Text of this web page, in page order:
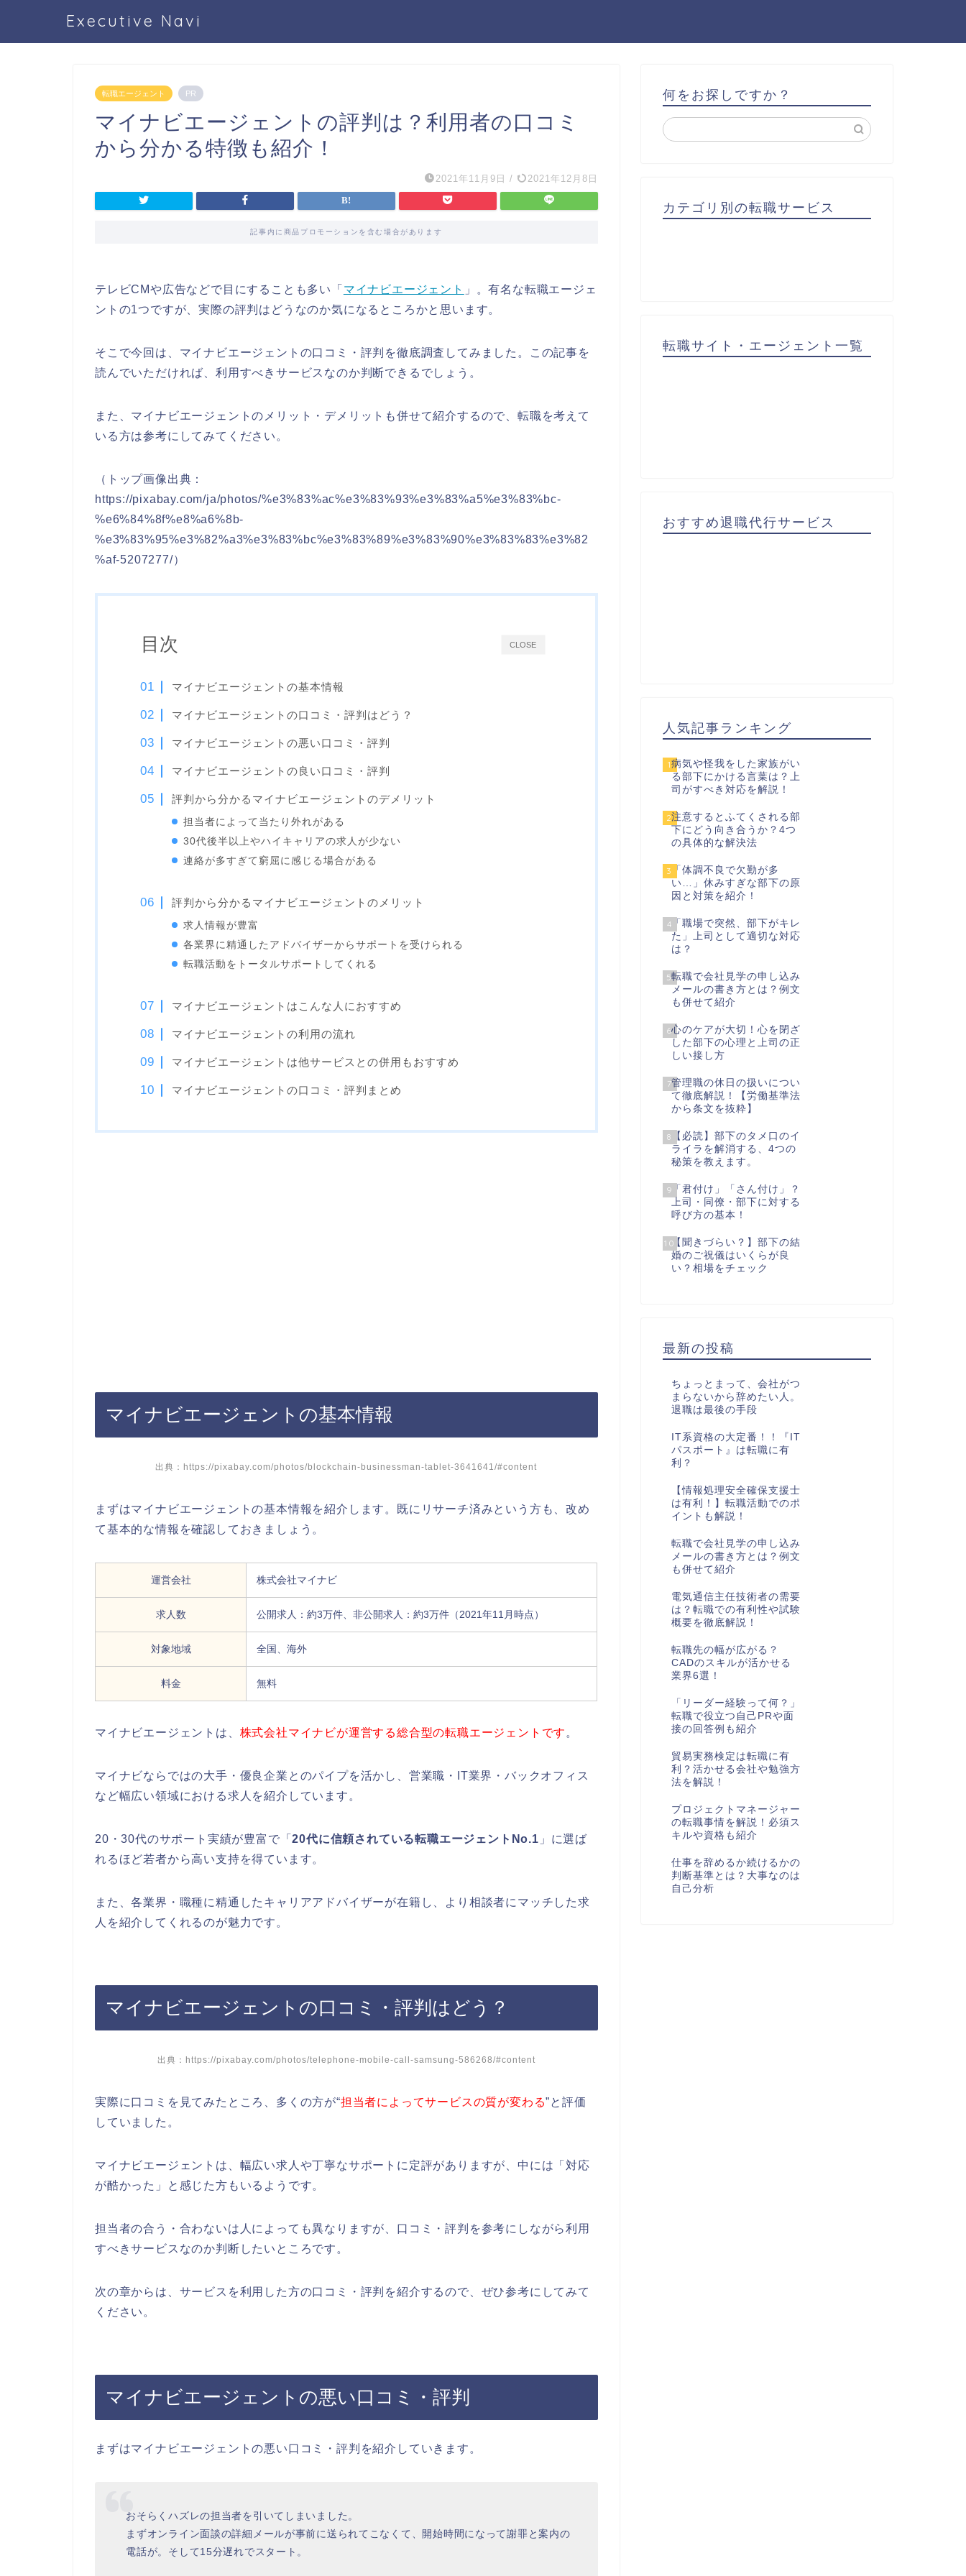
Executive Navi
転職エージェント PR
マイナビエージェントの評判は？利用者の口コミ
から分かる特徴も紹介！
2021年11月9日 / 2021年12月8日
記事内に商品プロモーションを含む場合があります
テレビCMや広告などで目にすることも多い「 マイナビエージェント
」。有名な転職エージェ
ントの1つですが、実際の評判はどうなのか気になるところかと思います。
そこで今回は、マイナビエージェントの口コミ・評判を徹底調査してみました。この記事を
読んでいただければ、利用すべきサービスなのか判断できるでしょう。
また、マイナビエージェントのメリット・デメリットも併せて紹介するので、転職を考えて
いる方は参考にしてみてください。
（トップ画像出典：
https://pixabay.com/ja/photos/%e3%83%ac%e3%83%93%e3%83%a5%e3%83%bc-
%e6%84%8f%e8%a6%8b-
%e3%83%95%e3%82%a3%e3%83%bc%e3%83%89%e3%83%90%e3%83%83%e3%82
%af-5207277/）
CLOSE
目次
マイナビエージェントの基本情報
マイナビエージェントの口コミ・評判はどう？
マイナビエージェントの悪い口コミ・評判
マイナビエージェントの良い口コミ・評判
評判から分かるマイナビエージェントのデメリット
担当者によって当たり外れがある
30代後半以上やハイキャリアの求人が少ない
連絡が多すぎて窮屈に感じる場合がある
評判から分かるマイナビエージェントのメリット
求人情報が豊富
各業界に精通したアドバイザーからサポートを受けられる
転職活動をトータルサポートしてくれる
マイナビエージェントはこんな人におすすめ
マイナビエージェントの利用の流れ
マイナビエージェントは他サービスとの併用もおすすめ
マイナビエージェントの口コミ・評判まとめ
マイナビエージェントの基本情報
出典：https://pixabay.com/photos/blockchain-businessman-tablet-3641641/#content
まずはマイナビエージェントの基本情報を紹介します。既にリサーチ済みという方も、改め
て基本的な情報を確認しておきましょう。
運営会社 株式会社マイナビ
求人数 公開求人：約3万件、非公開求人：約3万件（2021年11月時点）
対象地域 全国、海外
料金 無料
マイナビエージェントは、 株式会社マイナビが運営する総合型の転職エージェントです 。
マイナビならではの大手・優良企業とのパイプを活かし、営業職・IT業界・バックオフィス
など幅広い領域における求人を紹介しています。
20・30代のサポート実績が豊富で「20代に信頼されている転職エージェントNo.1 」に選ば
れるほど若者から高い支持を得ています。
また、各業界・職種に精通したキャリアアドバイザーが在籍し、より相談者にマッチした求
人を紹介してくれるのが魅力です。
マイナビエージェントの口コミ・評判はどう？
出典：https://pixabay.com/photos/telephone-mobile-call-samsung-586268/#content
実際に口コミを見てみたところ、多くの方が“担当者によってサービスの質が変わる”と評価
していました。
マイナビエージェントは、幅広い求人や丁寧なサポートに定評がありますが、中には「対応
が酷かった」と感じた方もいるようです。
担当者の合う・合わないは人によっても異なりますが、口コミ・評判を参考にしながら利用
すべきサービスなのか判断したいところです。
次の章からは、サービスを利用した方の口コミ・評判を紹介するので、ぜひ参考にしてみて
ください。
マイナビエージェントの悪い口コミ・評判
まずはマイナビエージェントの悪い口コミ・評判を紹介していきます。
おそらくハズレの担当者を引いてしまいました。
まずオンライン面談の詳細メールが事前に送られてこなくて、開始時間になって謝罪と案内の
電話が。そして15分遅れでスタート。
何をお探しですか？
カテゴリ別の転職サービス
転職サイト・エージェント一覧
おすすめ退職代行サービス
人気記事ランキング
1病気や怪我をした家族がい
る部下にかける言葉は？上
司がすべき対応を解説！
2注意するとふてくされる部
下にどう向き合うか？4つ
の具体的な解決法
3 「体調不良で欠勤が多
い…」休みすぎな部下の原
因と対策を紹介！
4「職場で突然、部下がキレ
た」上司として適切な対応
は？
5転職で会社見学の申し込み
メールの書き方とは？例文
も併せて紹介
6心のケアが大切！心を閉ざ
した部下の心理と上司の正
しい接し方
7管理職の休日の扱いについ
て徹底解説！【労働基準法
から条文を抜粋】
8 【必読】部下のタメ口のイ
ライラを解消する、4つの
秘策を教えます。
9「君付け」「さん付け」？
上司・同僚・部下に対する
呼び方の基本！
10【聞きづらい？】部下の結
婚のご祝儀はいくらが良
い？相場をチェック
最新の投稿
ちょっとまって、会社がつ
まらないから辞めたい人。
退職は最後の手段
IT系資格の大定番！！『IT
パスポート』は転職に有
利？
【情報処理安全確保支援士
は有利！】転職活動でのポ
イントも解説！
転職で会社見学の申し込み
メールの書き方とは？例文
も併せて紹介
電気通信主任技術者の需要
は？転職での有利性や試験
概要を徹底解説！
転職先の幅が広がる？
CADのスキルが活かせる
業界6選！
「リーダー経験って何？」
転職で役立つ自己PRや面
接の回答例も紹介
貿易実務検定は転職に有
利？活かせる会社や勉強方
法を解説！
プロジェクトマネージャー
の転職事情を解説！必須ス
キルや資格も紹介
仕事を辞めるか続けるかの
判断基準とは？大事なのは
自己分析